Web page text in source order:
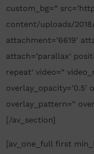
custom_bg=“
content/uploads/
attachment=’6619′
attach=’parallax‘
repeat‘ video=“
overlay_opacity=’0.5′
overlay_pattern=“
[/av_section]
[av_one_full first